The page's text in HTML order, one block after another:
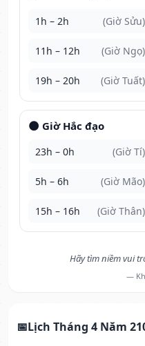
1h – 2h (Giờ Sửu)
11h – 12h (Giờ Ngọ)
19h – 20h (Giờ Tuất)
🌑 Giờ Hắc đạo
23h – 0h (Giờ Tí)
5h – 6h (Giờ Mão)
15h – 16h (Giờ Thân)
Hãy tìm niềm vui
—
Lịch Tháng 4 Năm